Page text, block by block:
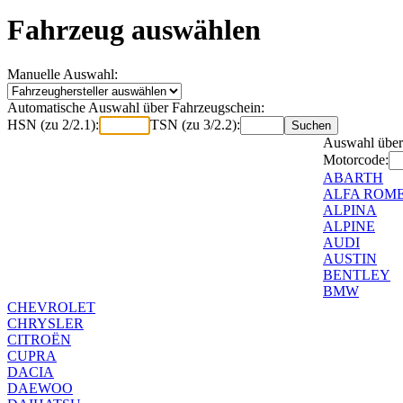
Fahrzeug auswählen
Manuelle Auswahl:
Automatische Auswahl über Fahrzeugschein:
HSN (zu 2/2.1):
TSN (zu 3/2.2):
Auswahl
Motorcode:
ABARTH
ALFA
ALPINA
ALPINE
AUDI
AUSTIN
BENTLEY
BMW
CHEVROLET
CHRYSLER
CITROËN
CUPRA
DACIA
DAEWOO